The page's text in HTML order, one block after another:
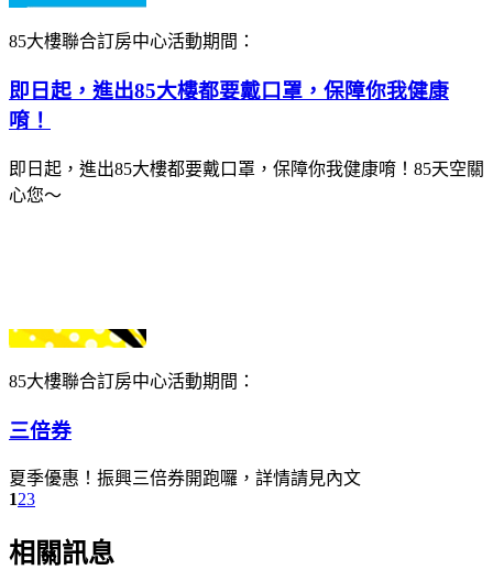
85大樓聯合訂房中心活動期間：
即日起，進出85大樓都要戴口罩，保障你我健康
唷！
即日起，進出85大樓都要戴口罩，保障你我健康唷！85天空關
心您～
85大樓聯合訂房中心活動期間：
三倍券
夏季優惠！振興三倍券開跑囉，詳情請見內文
123
相關訊息